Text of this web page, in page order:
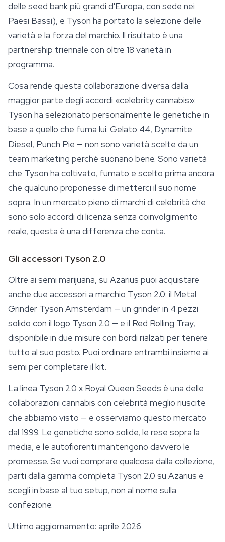
delle seed bank più grandi d'Europa, con sede nei
Paesi Bassi), e Tyson ha portato la selezione delle
varietà e la forza del marchio. Il risultato è una
partnership triennale con oltre 18 varietà in
programma.
Cosa rende questa collaborazione diversa dalla
maggior parte degli accordi «celebrity cannabis»:
Tyson ha selezionato personalmente le genetiche in
base a quello che fuma lui. Gelato 44, Dynamite
Diesel, Punch Pie — non sono varietà scelte da un
team marketing perché suonano bene. Sono varietà
che Tyson ha coltivato, fumato e scelto prima ancora
che qualcuno proponesse di metterci il suo nome
sopra. In un mercato pieno di marchi di celebrità che
sono solo accordi di licenza senza coinvolgimento
reale, questa è una differenza che conta.
Gli accessori Tyson 2.0
Oltre ai semi marijuana, su Azarius puoi acquistare
anche due accessori a marchio Tyson 2.0: il Metal
Grinder Tyson Amsterdam — un grinder in 4 pezzi
solido con il logo Tyson 2.0 — e il Red Rolling Tray,
disponibile in due misure con bordi rialzati per tenere
tutto al suo posto. Puoi ordinare entrambi insieme ai
semi per completare il kit.
La linea Tyson 2.0 x Royal Queen Seeds è una delle
collaborazioni cannabis con celebrità meglio riuscite
che abbiamo visto — e osserviamo questo mercato
dal 1999. Le genetiche sono solide, le rese sopra la
media, e le autofiorenti mantengono davvero le
promesse. Se vuoi comprare qualcosa dalla collezione,
parti dalla gamma completa Tyson 2.0 su Azarius e
scegli in base al tuo setup, non al nome sulla
confezione.
Ultimo aggiornamento: aprile 2026